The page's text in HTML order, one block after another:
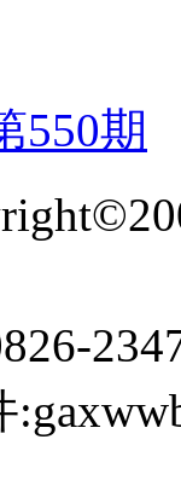
550期